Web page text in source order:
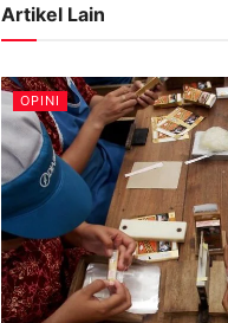
Artikel Lain
OPINI